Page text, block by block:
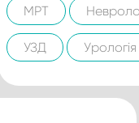
МРТ
УЗД Урологія